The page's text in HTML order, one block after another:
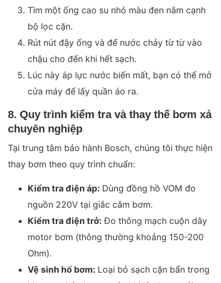
Tìm một ống cao su nhỏ màu đen nằm cạnh
bộ lọc cặn.
Rút nút đậy ống và để nước chảy từ từ vào
chậu cho đến khi hết sạch.
Lúc này áp lực nước biến mất, bạn có thể mở
cửa máy để lấy quần áo ra.
8. Quy trình kiểm tra và thay thế bơm xả
chuyên nghiệp
Tại trung tâm bảo hành Bosch, chúng tôi thực hiện
thay bơm theo quy trình chuẩn:
Kiểm tra điện áp: Dùng đồng hồ VOM đo
nguồn 220V tại giắc cắm bơm.
Kiểm tra điện trở: Đo thông mạch cuộn dây
motor bơm (thông thường khoảng 150-200
Ohm).
Vệ sinh hố bơm: Loại bỏ sạch cặn bẩn trong